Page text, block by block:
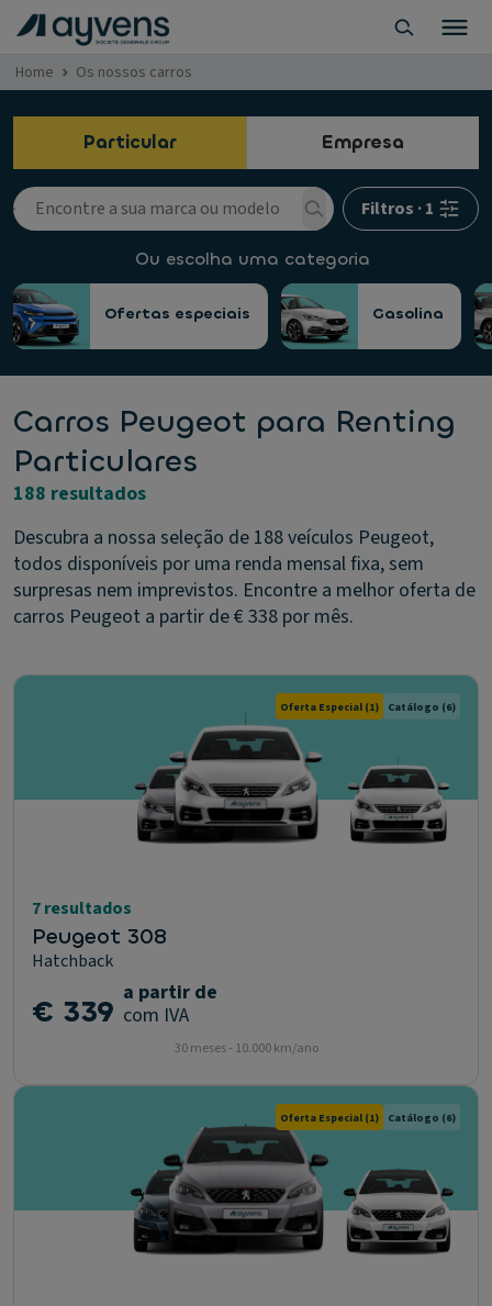
Home Os nossos carros
Particular Empresa
Filtros ·1
Ou escolha uma categoria
Ofertas especiais Gasolina
Carros Peugeot para Renting
Particulares
188 resultados
Descubra a nossa seleção de 188 veículos Peugeot,
todos disponíveis por uma renda mensal fixa, sem
surpresas nem imprevistos. Encontre a melhor oferta de
carros Peugeot a partir de € 338 por mês.
Oferta Especial (1) Catálogo (6)
7 resultados
Peugeot 308
Hatchback
€ 339 a partir de
com IVA
30 meses - 10.000 km/ano
Oferta Especial (1) Catálogo (6)